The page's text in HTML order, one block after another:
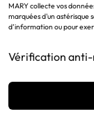
MARY collecte vos
marquées d'un astérisque
d’information ou pour
Vérification